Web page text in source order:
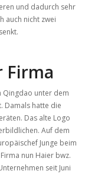
und dadurch sehr
auch nicht zwei
Firma
Qingdao unter dem
Damals hatte die
Das alte Logo
Auf dem
Junge beim
nun Haier bwz.
seit Juni